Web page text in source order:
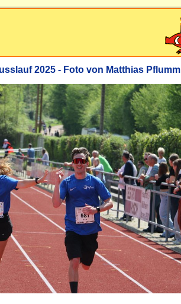
2025 - Foto von Matthias Pflumm